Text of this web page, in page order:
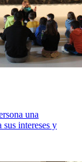
una
intereses y